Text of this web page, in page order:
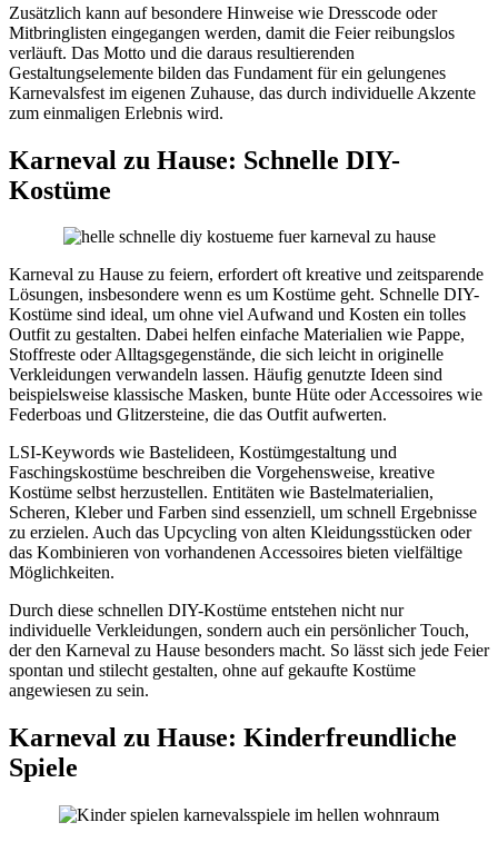
Zusätzlich kann auf besondere Hinweise wie Dresscode oder
Mitbringlisten eingegangen werden, damit die Feier reibungslos
verläuft. Das Motto und die daraus resultierenden
Gestaltungselemente bilden das Fundament für ein gelungenes
Karnevalsfest im eigenen Zuhause, das durch individuelle Akzente
zum einmaligen Erlebnis wird.
Karneval zu Hause: Schnelle DIY-
Kostüme
Karneval zu Hause zu feiern, erfordert oft kreative und zeitsparende
Lösungen, insbesondere wenn es um Kostüme geht. Schnelle DIY-
Kostüme sind ideal, um ohne viel Aufwand und Kosten ein tolles
Outfit zu gestalten. Dabei helfen einfache Materialien wie Pappe,
Stoffreste oder Alltagsgegenstände, die sich leicht in originelle
Verkleidungen verwandeln lassen. Häufig genutzte Ideen sind
beispielsweise klassische Masken, bunte Hüte oder Accessoires wie
Federboas und Glitzersteine, die das Outfit aufwerten.
LSI-Keywords wie Bastelideen, Kostümgestaltung und
Faschingskostüme beschreiben die Vorgehensweise, kreative
Kostüme selbst herzustellen. Entitäten wie Bastelmaterialien,
Scheren, Kleber und Farben sind essenziell, um schnell Ergebnisse
zu erzielen. Auch das Upcycling von alten Kleidungsstücken oder
das Kombinieren von vorhandenen Accessoires bieten vielfältige
Möglichkeiten.
Durch diese schnellen DIY-Kostüme entstehen nicht nur
individuelle Verkleidungen, sondern auch ein persönlicher Touch,
der den Karneval zu Hause besonders macht. So lässt sich jede Feier
spontan und stilecht gestalten, ohne auf gekaufte Kostüme
angewiesen zu sein.
Karneval zu Hause: Kinderfreundliche
Spiele